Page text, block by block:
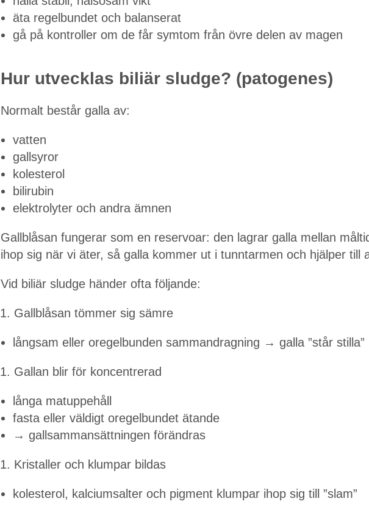
äta regelbundet och balanserat
gå på kontroller om de får symtom från övre delen av magen
Hur utvecklas biliär sludge? (patogenes)
Normalt består galla av:
vatten
gallsyror
kolesterol
bilirubin
elektrolyter och andra ämnen
Gallblåsan fungerar som en reservoar: den lagrar galla mellan
ihop sig när vi äter, så galla kommer ut i tunntarmen och hjälper till
Vid biliär sludge händer ofta följande:
Gallblåsan tömmer sig sämre
långsam eller oregelbunden sammandragning → galla ”står stilla”
Gallan blir för koncentrerad
långa matuppehåll
fasta eller väldigt oregelbundet ätande
→ gallsammansättningen förändras
Kristaller och klumpar bildas
kolesterol, kalciumsalter och pigment klumpar ihop sig till ”slam”